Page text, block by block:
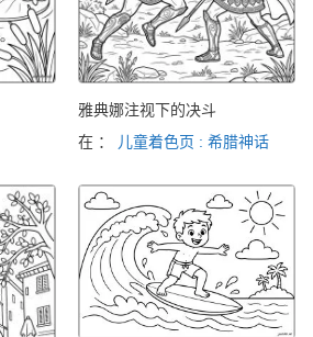
雅典娜注视下的决斗
在 ：
儿童着色页 : 希腊神话